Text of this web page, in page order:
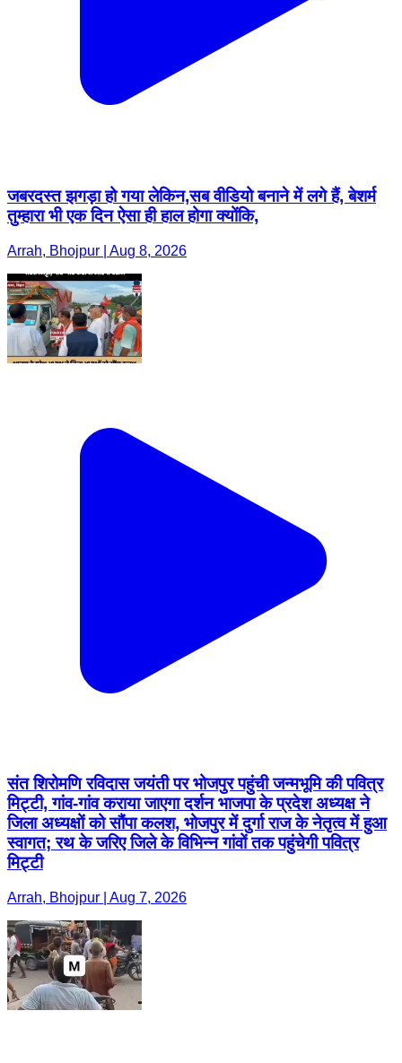
जबरदस्त झगड़ा हो गया लेकिन,सब वीडियो बनाने में लगे हैं, बेशर्म
तुम्हारा भी एक दिन ऐसा ही हाल होगा क्योंकि,
Arrah, Bhojpur | Aug 8, 2026
संत शिरोमणि रविदास जयंती पर भोजपुर पहुंची जन्मभूमि की पवित्र
मिट्टी, गांव-गांव कराया जाएगा दर्शन भाजपा के प्रदेश अध्यक्ष ने
जिला अध्यक्षों को सौंपा कलश, भोजपुर में दुर्गा राज के नेतृत्व में हुआ
स्वागत; रथ के जरिए जिले के विभिन्न गांवों तक पहुंचेगी पवित्र
मिट्टी
Arrah, Bhojpur | Aug 7, 2026